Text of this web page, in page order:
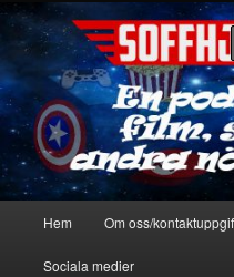
Hoppa
primärt
innehåll
Hoppa
sekundärt
innehållSoffhjältarna
En podcast om film, spel &
Hem Om oss/
Sociala medier